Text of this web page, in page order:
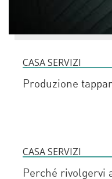
CASA SERVIZI
Produzione
CASA SERVIZI
Perché rivolgervi